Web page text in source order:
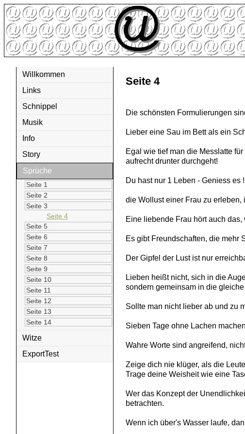
Willkommen
Links
Schnippel
Musik
Info
Story
Sprüche
Seite 1
Seite 2
Seite 3
Seite 4
Seite 5
Seite 6
Seite 7
Seite 8
Seite 9
Seite 10
Seite 11
Seite 12
Seite 13
Seite 14
Witze
ExportTest
Seite 4
Die schönsten Formulierungen
Lieber eine Sau im Bett als ein
Egal wie tief man die Messlatte
aufrecht drunter durchgeht!
Du hast nur 1 Leben - Geniess es
die Wollust einer Frau zu
Eine liebende Frau hört auch
Es gibt Freundschaften, die mehr
Der Gipfel der Lust ist nur
Lieben heißt nicht, sich in die
sondern gemeinsam in die
Sollte man nicht lieber ab und zu
Sieben Tage ohne Lachen
Wahre Worte sind angreifend,
Zeige dich nie klüger, als die
Trage deine Weisheit wie eine
Wer das Konzept der
betrachten.
Wenn ich über's Wasser laufe,